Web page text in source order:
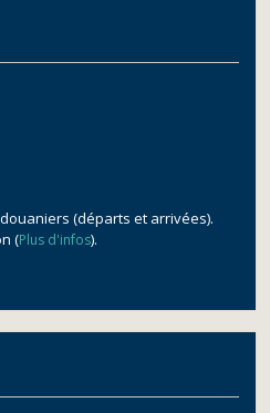
(départs et arrivées).
(Plus d'infos).